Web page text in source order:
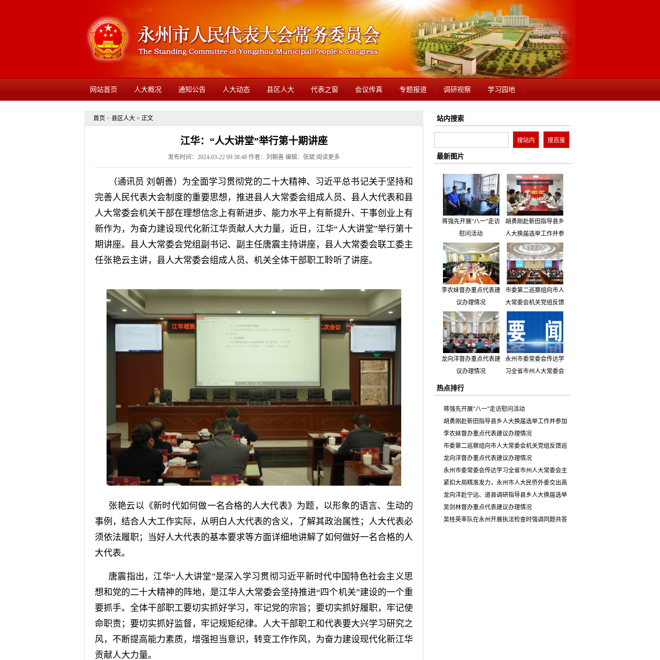
网站首页 人大概况 通知公告 人大动态 县区人大 代表之窗 会议传真 专题报道 调研视察 学习园地
首页 > 县区人大 > 正文
江华：“人大讲堂”举行第十期讲座
发布时间：2024-03-22 09:38:48 作者：刘朝善 编辑：张斌 阅读更多
（通讯员 刘朝善）为全面学习贯彻党的二十大精神、习近平总书记关于坚持和
完善人民代表大会制度的重要思想，推进县人大常委会组成人员、县人大代表和县
人大常委会机关干部在理想信念上有新进步、能力水平上有新提升、干事创业上有
新作为，为奋力建设现代化新江华贡献人大力量，近日，江华“人大讲堂”举行第十
期讲座。县人大常委会党组副书记、副主任唐震主持讲座，县人大常委会联工委主
任张艳云主讲，县人大常委会组成人员、机关全体干部职工聆听了讲座。
张艳云以《新时代如何做一名合格的人大代表》为题，以形象的语言、生动的
事例，结合人大工作实际，从明白人大代表的含义，了解其政治属性；人大代表必
须依法履职；当好人大代表的基本要求等方面详细地讲解了如何做好一名合格的人
大代表。
唐震指出，江华“人大讲堂”是深入学习贯彻习近平新时代中国特色社会主义思
想和党的二十大精神的阵地，是江华人大常委会坚持推进“四个机关”建设的一个重
要抓手。全体干部职工要切实抓好学习，牢记党的宗旨；要切实抓好履职，牢记使
命职责；要切实抓好监督，牢记规矩纪律。人大干部职工和代表要大兴学习研究之
风，不断提高能力素质，增强担当意识，转变工作作风，为奋力建设现代化新江华
贡献人大力量。
站内搜索
最新图片
蒋强先开展“八一”走访
慰问活动
胡勇刚赴新田指导县乡
人大换届选举工作并参
加市人大代表小组主题
活动
李农妹督办重点代表建
议办理情况
市委第二巡察组向市人
大常委会机关党组反馈
龙向洋督办重点代表建
议办理情况
永州市委常委会传达学
习全省市州人大常委会
关精神 专题听取省人
大常委会执法检查组到
永州开展大气污染防治
相关法律法规执法检查
情况汇报
热点排行
蒋强先开展“八一”走访慰问活动
胡勇刚赴新田指导县乡人大换届选举工作并参加
市人大代表小组主题活动
李农妹督办重点代表建议办理情况
市委第二巡察组向市人大常委会机关党组反馈巡
察情况
龙向洋督办重点代表建议办理情况
永州市委常委会传达学习全省市州人大常委会主
要负责同志座谈会有关精神 专题听取省人大常委会
执法检查组到永州开展大气污染防治相关法律法规
执法检查情况汇报
紧扣大局精准发力，永州市人大民侨外委交出高
质量履职答卷
龙向洋赴宁远、道县调研指导县乡人大换届选举
并督导安全生产工作
吴剑林督办重点代表建议办理情况
吴桂英率队在永州开展执法检查时强调同题共答